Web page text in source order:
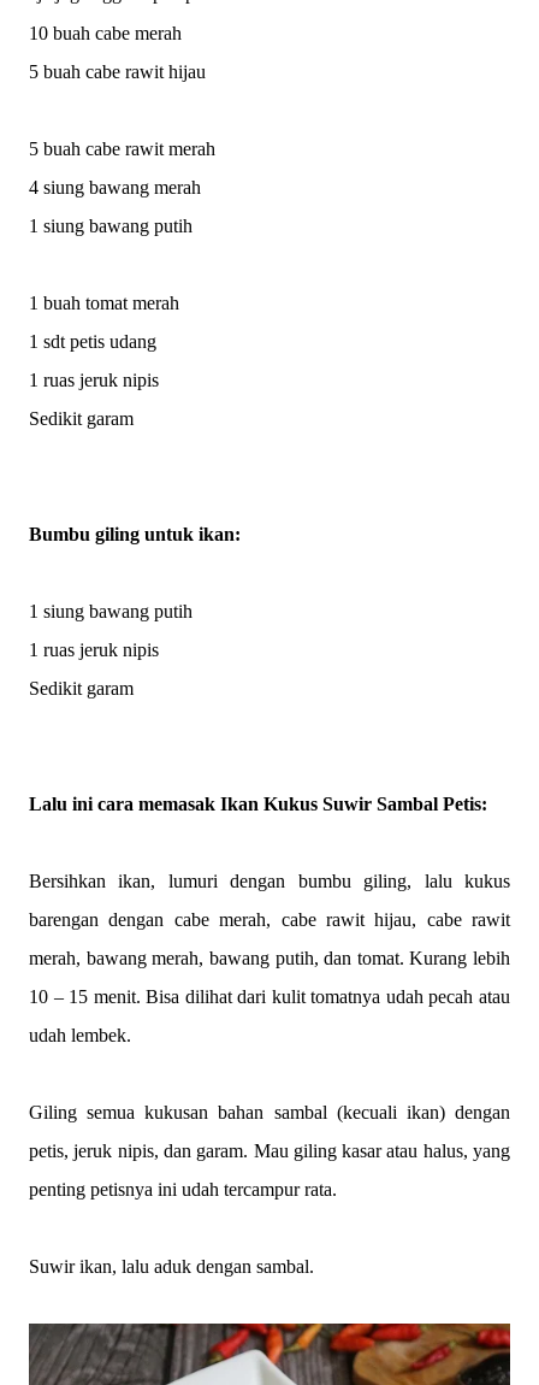
10 buah cabe merah
5 buah cabe rawit hijau
5 buah cabe rawit merah
4 siung bawang merah
1 siung bawang putih
1 buah tomat merah
1 sdt petis udang
1 ruas jeruk nipis
Sedikit garam
Bumbu giling untuk ikan:
1 siung bawang putih
1 ruas jeruk nipis
Sedikit garam
Lalu ini cara memasak Ikan Kukus Suwir Sambal Petis:
Bersihkan ikan, lumuri dengan bumbu giling, lalu kukus
barengan dengan cabe merah, cabe rawit hijau, cabe rawit
merah, bawang merah, bawang putih, dan tomat. Kurang lebih
10 – 15 menit. Bisa dilihat dari kulit tomatnya udah pecah atau
udah lembek.
Giling semua kukusan bahan sambal (kecuali ikan) dengan
petis, jeruk nipis, dan garam. Mau giling kasar atau halus, yang
penting petisnya ini udah tercampur rata.
Suwir ikan, lalu aduk dengan sambal.